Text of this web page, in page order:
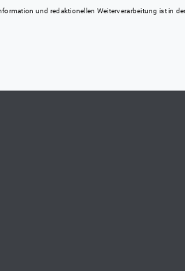
und redaktionellen Weiterverarbeitung ist in